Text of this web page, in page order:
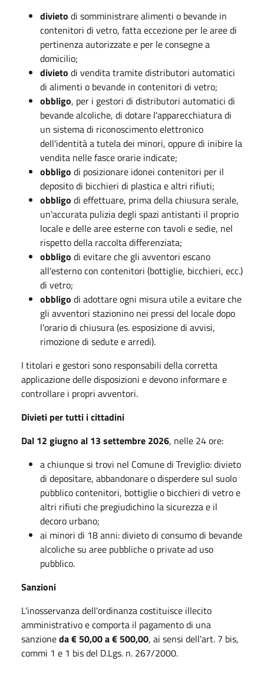
divieto di somministrare alimenti o bevande in
contenitori di vetro, fatta eccezione per le aree di
pertinenza autorizzate e per le consegne a
domicilio;
divieto di vendita tramite distributori automatici
di alimenti o bevande in contenitori di vetro;
obbligo, per i gestori di distributori automatici di
bevande alcoliche, di dotare l'apparecchiatura di
un sistema di riconoscimento elettronico
dell'identità a tutela dei minori, oppure di inibire la
vendita nelle fasce orarie indicate;
obbligo di posizionare idonei contenitori per il
deposito di bicchieri di plastica e altri rifiuti;
obbligo di effettuare, prima della chiusura serale,
un'accurata pulizia degli spazi antistanti il proprio
locale e delle aree esterne con tavoli e sedie, nel
rispetto della raccolta differenziata;
obbligo di evitare che gli avventori escano
all'esterno con contenitori (bottiglie, bicchieri, ecc.)
di vetro;
obbligo di adottare ogni misura utile a evitare che
gli avventori stazionino nei pressi del locale dopo
l'orario di chiusura (es. esposizione di avvisi,
rimozione di sedute e arredi).
I titolari e gestori sono responsabili della corretta
applicazione delle disposizioni e devono informare e
controllare i propri avventori.
Divieti per tutti i cittadini
Dal 12 giugno al 13 settembre 2026, nelle 24 ore:
a chiunque si trovi nel Comune di Treviglio: divieto
di depositare, abbandonare o disperdere sul suolo
pubblico contenitori, bottiglie o bicchieri di vetro e
altri rifiuti che pregiudichino la sicurezza e il
decoro urbano;
ai minori di 18 anni: divieto di consumo di bevande
alcoliche su aree pubbliche o private ad uso
pubblico.
Sanzioni
L'inosservanza dell'ordinanza costituisce illecito
amministrativo e comporta il pagamento di una
sanzioneda € 50,00 a € 500,00, ai sensi dell'art. 7 bis,
commi 1 e 1 bis del D.Lgs. n. 267/2000.